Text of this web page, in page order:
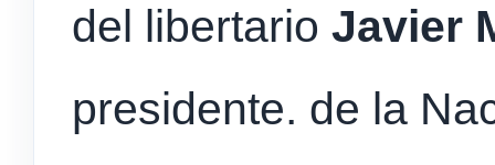
del libertario Javier
presidente. de la